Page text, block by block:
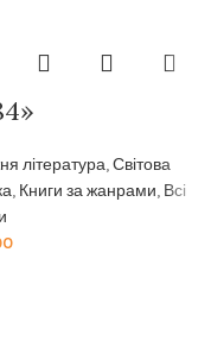
література,Світова
, Книги за жанрами, Всі